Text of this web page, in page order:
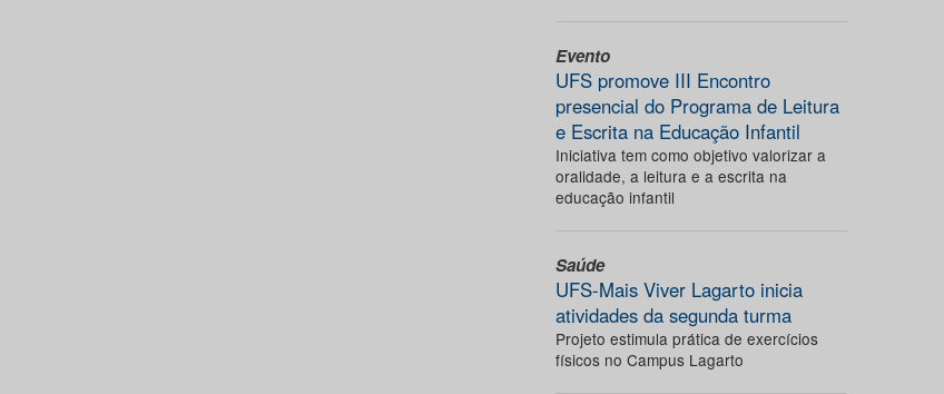
Evento
UFS promove III Encontro
presencial do Programa de Leitura
e Escrita na Educação Infantil
Iniciativa tem como objetivo valorizar a
oralidade, a leitura e a escrita na
educação infantil
Saúde
UFS-Mais Viver Lagarto inicia
atividades da segunda turma
Projeto estimula prática de exercícios
físicos no Campus Lagarto